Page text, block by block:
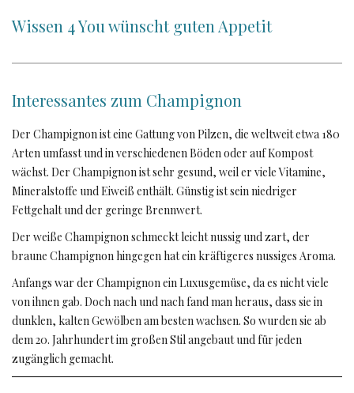
Wissen 4 You wünscht guten Appetit
Interessantes zum Champignon
Der Champignon ist eine Gattung von Pilzen, die weltweit etwa 180
Arten umfasst und in verschiedenen Böden oder auf Kompost
wächst. Der Champignon ist sehr gesund, weil er viele Vitamine,
Mineralstoffe und Eiweiß enthält. Günstig ist sein niedriger
Fettgehalt und der geringe Brennwert.
Der weiße Champignon schmeckt leicht nussig und zart, der
braune Champignon hingegen hat ein kräftigeres nussiges Aroma.
Anfangs war der Champignon ein Luxusgemüse, da es nicht viele
von ihnen gab. Doch nach und nach fand man heraus, dass sie in
dunklen, kalten Gewölben am besten wachsen. So wurden sie ab
dem 20. Jahrhundert im großen Stil angebaut und für jeden
zugänglich gemacht.